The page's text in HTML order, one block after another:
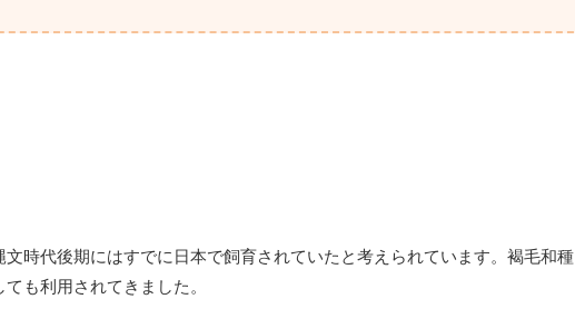
時代後期にはすでに日本で飼育されていたと考えられています。褐毛和種
も利用されてきました。